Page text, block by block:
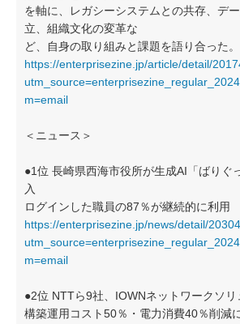
を軸に、レガシーシステムとの共存、デ
立、組織文化の変革な
ど、自身の取り組みと課題を語り合った。
https://enterprisezine.jp/article/detail/
m=email
＜ニュース＞
●1位 長崎県西海市役所が生成AI「ばりぐ
入
ログインした職員の87％が継続的に利用
https://enterprisezine.jp/news/detail/
m=email
●2位 NTTら9社、IOWNネットワークソ
構築運用コスト50％・電力消費40％削減